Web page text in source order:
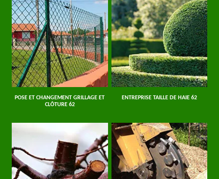
POSE ET CHANGEMENT GRILLAGE ET
CLÔTURE 62
ENTREPRISE TAILLE DE HAIE 62